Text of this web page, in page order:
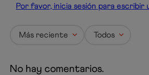
Por favor, inicia sesión para escribir
Más reciente Todos
No hay comentarios.